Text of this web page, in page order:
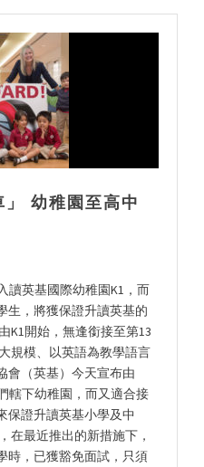
幼稚園至高中
讀英基國際幼稚園K1，而
生，將獲保證升讀英基的
K1開始，無逢銜接至第13
規模、以英語為教學語言
會（英基）今天宣布由
轄下幼稚園，而又適合接
保證升讀英基小學及中
在最近推出的新措施下，
時，已獲豁免面試，只須